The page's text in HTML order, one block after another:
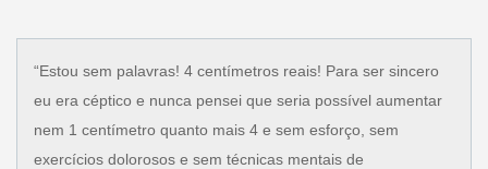
“Estou sem palavras! 4 centímetros reais! Para ser sincero
eu era céptico e nunca pensei que seria possível aumentar
nem 1 centímetro quanto mais 4 e sem esforço, sem
exercícios dolorosos e sem técnicas mentais de